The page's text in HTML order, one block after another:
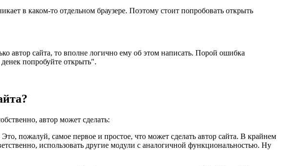
в каком-то отдельном браузере. Поэтому стоит попробовать открыть
автор сайта, то вполне логично ему об этом написать. Порой ошибка
попробуйте открыть".
автор может сделать:
Это, пожалуй, самое первое и простое, что может сделать автор сайта. В крайнем
использовать другие модули с аналогичной функциональностью. Ну